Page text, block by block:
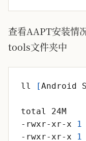
查看AAPT安装情
tools文件夹中
ll [Android
-rwxr-xr-x
1
-rwxr-xr-x
1